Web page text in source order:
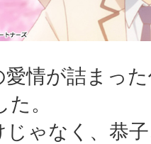
愛情が詰まっ
。
じゃなく、恭